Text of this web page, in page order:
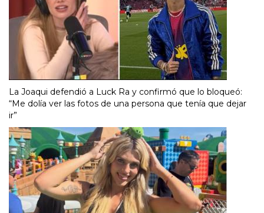
La Joaqui defendió a Luck Ra y confirmó que lo bloqueó:
“Me dolía ver las fotos de una persona que tenía que dejar
ir”